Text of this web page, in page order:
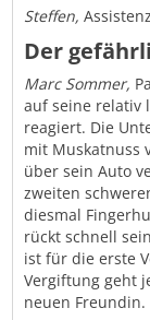
Steffen,
Der
Marc Sommer,
auf seine relativ
reagiert. Die
mit Muskatnuss
über sein Auto
zweiten
diesmal
rückt schnell
ist für die erste
Vergiftung geht
neuen Freundin.